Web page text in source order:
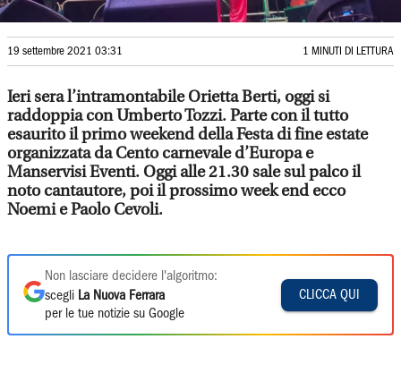
19 settembre 2021 03:31 1 MINUTI DI LETTURA
Ieri sera l’intramontabile Orietta Berti, oggi si
raddoppia con Umberto Tozzi. Parte con il tutto
esaurito il primo weekend della Festa di fine estate
organizzata da Cento carnevale d’Europa e
Manservisi Eventi. Oggi alle 21.30 sale sul palco il
noto cantautore, poi il prossimo week end ecco
Noemi e Paolo Cevoli.
Non lasciare decidere l'algoritmo:
scegli La Nuova Ferrara
per le tue notizie su Google
CLICCA QUI